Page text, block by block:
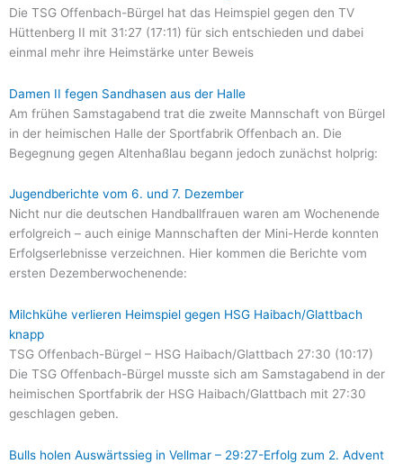
Die TSG Offenbach-Bürgel hat das Heimspiel gegen den TV
Hüttenberg II mit 31:27 (17:11) für sich entschieden und dabei
einmal mehr ihre Heimstärke unter Beweis
Damen II fegen Sandhasen aus der Halle
Am frühen Samstagabend trat die zweite Mannschaft von Bürgel
in der heimischen Halle der Sportfabrik Offenbach an. Die
Begegnung gegen Altenhaßlau begann jedoch zunächst holprig:
Jugendberichte vom 6. und 7. Dezember
Nicht nur die deutschen Handballfrauen waren am Wochenende
erfolgreich – auch einige Mannschaften der Mini-Herde konnten
Erfolgserlebnisse verzeichnen. Hier kommen die Berichte vom
ersten Dezemberwochenende:
Milchkühe verlieren Heimspiel gegen HSG Haibach/Glattbach
knapp
TSG Offenbach-Bürgel – HSG Haibach/Glattbach 27:30 (10:17)
Die TSG Offenbach-Bürgel musste sich am Samstagabend in der
heimischen Sportfabrik der HSG Haibach/Glattbach mit 27:30
geschlagen geben.
Bulls holen Auswärtssieg in Vellmar – 29:27-Erfolg zum 2. Advent